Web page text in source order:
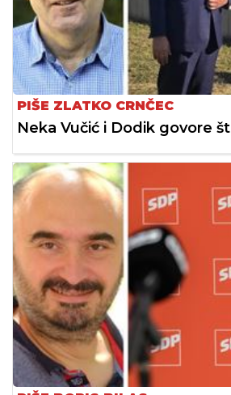
PIŠE ZLATKO CRNČEC
Neka Vučić i Dodik govore